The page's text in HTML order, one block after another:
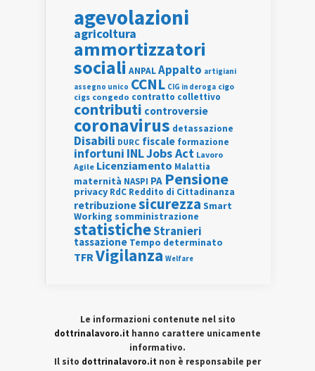
agevolazioni
agricoltura
ammortizzatori
sociali ANPALAppalto artigiani
assegno unico CCNL CIG in deroga cigo
cigs congedo contratto collettivo
contributi controversie
coronavirus detassazione
Disabili DURC fiscale formazione
infortuni INLJobs Act Lavoro
Agile Licenziamento Malattia
maternità NASPI PA Pensione
privacy RdC Reddito di Cittadinanza
retribuzionesicurezza Smart
Working somministrazione
statisticheStranieri
tassazione Tempo determinato
TFRVigilanza Welfare
Le informazioni contenute nel sito
dottrinalavoro.it hanno carattere unicamente
informativo.
Il sito dottrinalavoro.it non è responsabile per